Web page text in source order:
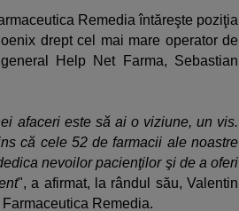
Remedia întăreşte poziţia
drept cel mai mare operator de
Help Net Farma, Sebastian
afaceri este să ai o viziune, un vis.
că cele 52 de farmacii ale noastre
nevoilor pacienţilor şi de a oferi
", a afirmat, la rândul său, Valentin
Remedia.